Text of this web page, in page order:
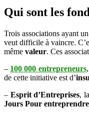
Qui sont les
Trois associations ayant un
veut difficile à vaincre.
même valeur. Ces
– 100 000 entrepreneurs
de cette initiative est d’
– Esprit d’Entreprises,
Jours Pour entreprendre